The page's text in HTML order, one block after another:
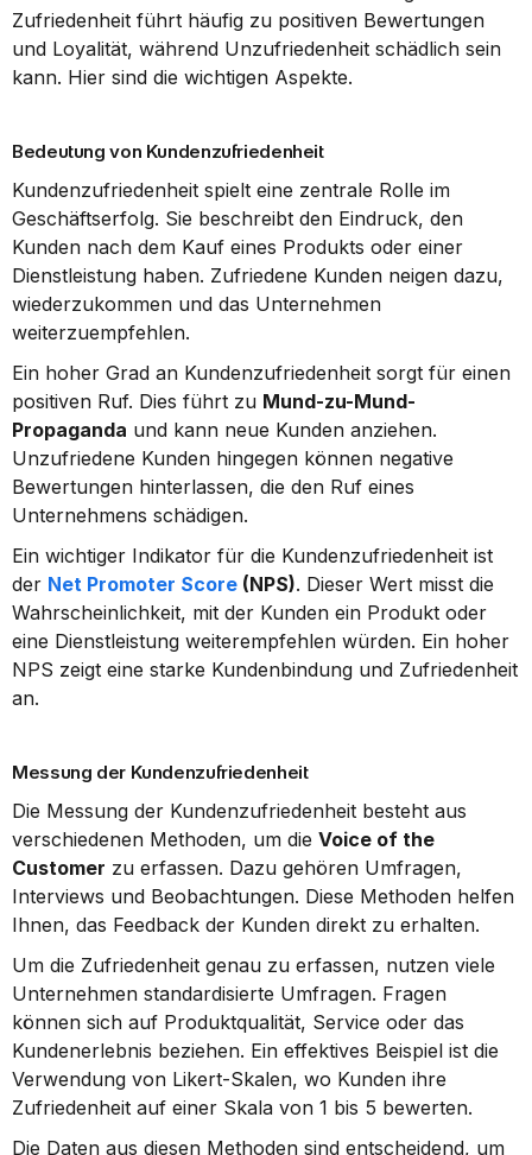
Zufriedenheit führt häufig zu positiven Bewertungen
und Loyalität, während Unzufriedenheit schädlich sein
kann. Hier sind die wichtigen Aspekte.
Bedeutung von Kundenzufriedenheit
Kundenzufriedenheit spielt eine zentrale Rolle im
Geschäftserfolg. Sie beschreibt den Eindruck, den
Kunden nach dem Kauf eines Produkts oder einer
Dienstleistung haben. Zufriedene Kunden neigen dazu,
wiederzukommen und das Unternehmen
weiterzuempfehlen.
Ein hoher Grad an Kundenzufriedenheit sorgt für einen
positiven Ruf. Dies führt zu Mund-zu-Mund-
Propaganda und kann neue Kunden anziehen.
Unzufriedene Kunden hingegen können negative
Bewertungen hinterlassen, die den Ruf eines
Unternehmens schädigen.
Ein wichtiger Indikator für die Kundenzufriedenheit ist
der Net Promoter Score (NPS). Dieser Wert misst die
Wahrscheinlichkeit, mit der Kunden ein Produkt oder
eine Dienstleistung weiterempfehlen würden. Ein hoher
NPS zeigt eine starke Kundenbindung und Zufriedenheit
an.
Messung der Kundenzufriedenheit
Die Messung der Kundenzufriedenheit besteht aus
verschiedenen Methoden, um die Voice of the
Customer zu erfassen. Dazu gehören Umfragen,
Interviews und Beobachtungen. Diese Methoden helfen
Ihnen, das Feedback der Kunden direkt zu erhalten.
Um die Zufriedenheit genau zu erfassen, nutzen viele
Unternehmen standardisierte Umfragen. Fragen
können sich auf Produktqualität, Service oder das
Kundenerlebnis beziehen. Ein effektives Beispiel ist die
Verwendung von Likert-Skalen, wo Kunden ihre
Zufriedenheit auf einer Skala von 1 bis 5 bewerten.
Die Daten aus diesen Methoden sind entscheidend, um